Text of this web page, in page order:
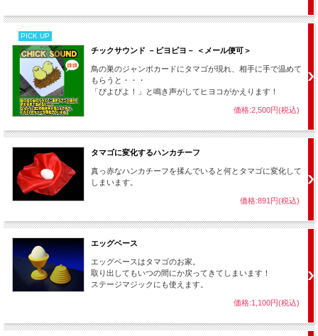
PICK UP
チックサウンド －ピヨピヨ－ ＜メール便可＞
鳥の巣のジャンボカードにタマゴが現れ、相手に手で温めて
もらうと・・・
「ぴよぴよ！」と鳴き声がしてヒヨコがかえります！
価格:2,500円(税込)
タマゴに変化するハンカチーフ
真っ赤なハンカチーフを揉んでいると何とタマゴに変化して
しまいます。
価格:891円(税込)
エッグベース
エッグベースはタマゴのお家。
取り出してもいつの間にか戻ってきてしまいます！
ステージマジックにも使えます。
価格:1,100円(税込)